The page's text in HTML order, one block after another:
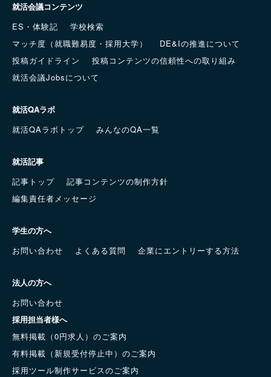
就活会議コンテンツ
ES・体験記
学校検索
マッチ度（就職難易度・採用大学）
DE&Iの推進について
投稿ガイドライン
投稿コンテンツの信頼性への取り組み
就活会議Jobsについて
就活QAラボ
就活QAラボトップ
みんなのQA一覧
就活記事
記事トップ
記事コンテンツの制作方針
編集責任者メッセージ
学生の方へ
お問い合わせ
よくある質問 企業にエントリーする方法
法人の方へ
お問い合わせ
採用担当者様へ
無料掲載（0円求人）のご案内
有料掲載（新規受付停止中）のご案内
採用ツール制作サービスのご案内